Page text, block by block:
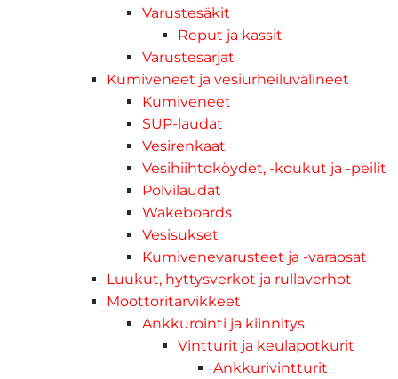
Varustesäkit
Reput ja kassit
Varustesarjat
Kumiveneet ja vesiurheiluvälineet
Kumiveneet
SUP-laudat
Vesirenkaat
Vesihiihtoköydet, -koukut ja -peilit
Polvilaudat
Wakeboards
Vesisukset
Kumivenevarusteet ja -varaosat
Luukut, hyttysverkot ja rullaverhot
Moottoritarvikkeet
Ankkurointi ja kiinnitys
Vintturit ja keulapotkurit
Ankkurivintturit